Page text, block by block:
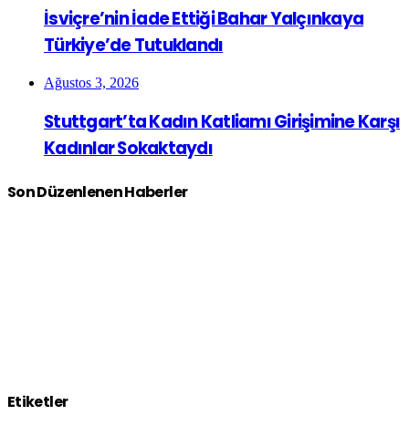
İsviçre’nin İade Ettiği Bahar Yalçınkaya
Türkiye’de Tutuklandı
Ağustos 3, 2026
Stuttgart’ta Kadın Katliamı Girişimine Karşı
Kadınlar Sokaktaydı
Son Düzenlenen Haberler
Etiketler